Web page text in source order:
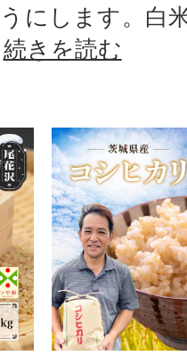
にします。白
続きを読む